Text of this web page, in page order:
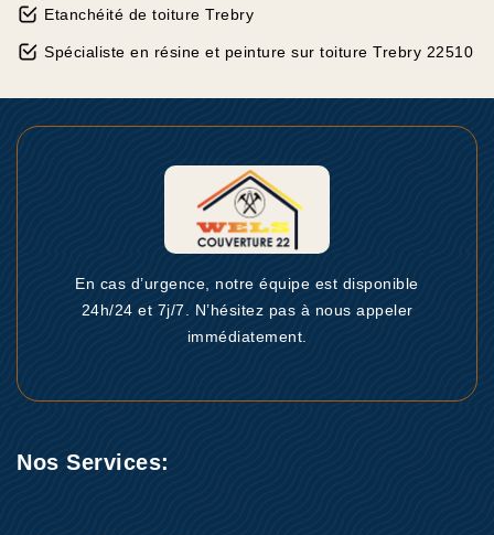
Etanchéité de toiture Trebry
Spécialiste en résine et peinture sur toiture Trebry 22510
En cas d’urgence, notre équipe est disponible
24h/24 et 7j/7. N’hésitez pas à nous appeler
immédiatement.
Nos Services: